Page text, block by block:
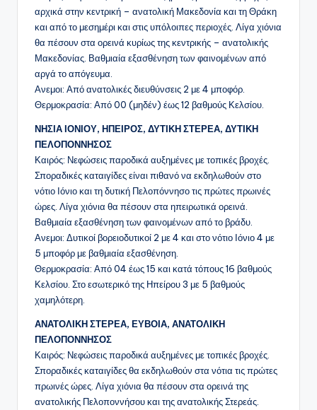
αρχικά στην κεντρική – ανατολική Μακεδονία και τη Θράκη
και από το μεσημέρι και στις υπόλοιπες περιοχές. Λίγα χιόνια
θα πέσουν στα ορεινά κυρίως της κεντρικής – ανατολικής
Μακεδονίας. Βαθμιαία εξασθένηση των φαινομένων από
αργά το απόγευμα.
Ανεμοι: Από ανατολικές διευθύνσεις 2 με 4 μποφόρ.
Θερμοκρασία: Από 00 (μηδέν) έως 12 βαθμούς Κελσίου.
ΝΗΣΙΑ ΙΟΝΙΟΥ, ΗΠΕΙΡΟΣ, ΔΥΤΙΚΗ ΣΤΕΡΕΑ, ΔΥΤΙΚΗ
ΠΕΛΟΠΟΝΝΗΣΟΣ
Καιρός: Νεφώσεις παροδικά αυξημένες με τοπικές βροχές.
Σποραδικές καταιγίδες είναι πιθανό να εκδηλωθούν στο
νότιο Ιόνιο και τη δυτική Πελοπόννησο τις πρώτες πρωινές
ώρες. Λίγα χιόνια θα πέσουν στα ηπειρωτικά ορεινά.
Βαθμιαία εξασθένηση των φαινομένων από το βράδυ.
Ανεμοι: Δυτικοί βορειοδυτικοί 2 με 4 και στο νότιο Ιόνιο 4 με
5 μποφόρ με βαθμιαία εξασθένηση.
Θερμοκρασία: Από 04 έως 15 και κατά τόπους 16 βαθμούς
Κελσίου. Στο εσωτερικό της Ηπείρου 3 με 5 βαθμούς
χαμηλότερη.
ΑΝΑΤΟΛΙΚΗ ΣΤΕΡΕΑ, ΕΥΒΟΙΑ, ΑΝΑΤΟΛΙΚΗ
ΠΕΛΟΠΟΝΝΗΣΟΣ
Καιρός: Νεφώσεις παροδικά αυξημένες με τοπικές βροχές.
Σποραδικές καταιγίδες θα εκδηλωθούν στα νότια τις πρώτες
πρωινές ώρες. Λίγα χιόνια θα πέσουν στα ορεινά της
ανατολικής Πελοποννήσου και της ανατολικής Στερεάς.